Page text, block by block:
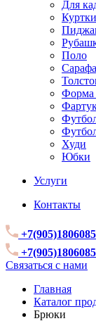
Для
Куртки
Поло
Форма
Худи
Юбки
Услуги
Контакты
+7(905)1806085
+7(905)1806085
Связаться с нами
Главная
Каталог
Брюки